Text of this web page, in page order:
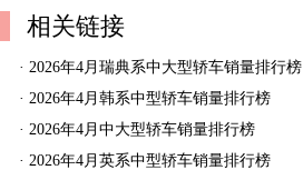
相关链接
· 2026年4月瑞典系中大型轿车销量排行榜
· 2026年4月韩系中型轿车销量排行榜
· 2026年4月中大型轿车销量排行榜
· 2026年4月英系中型轿车销量排行榜